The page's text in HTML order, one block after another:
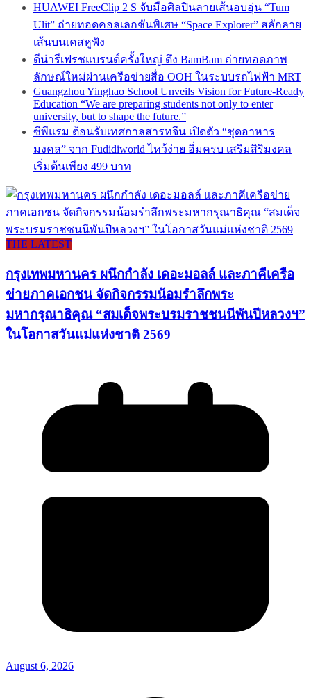
HUAWEI FreeClip 2 S จับมือศิลปินลายเส้นอบอุ่น “Tum
Ulit” ถ่ายทอดคอลเลกชันพิเศษ “Space Explorer” สลักลาย
เส้นบนเคสหูฟัง
ดีน่ารีเฟรชแบรนด์ครั้งใหญ่ ดึง BamBam ถ่ายทอดภาพ
ลักษณ์ใหม่ผ่านเครือข่ายสื่อ OOH ในระบบรถไฟฟ้า MRT
Guangzhou Yinghao School Unveils Vision for Future-Ready
Education “We are preparing students not only to enter
university, but to shape the future.”
ซีพีแรม ต้อนรับเทศกาลสารทจีน เปิดตัว “ชุดอาหาร
มงคล” จาก Fudidiworld ไหว้ง่าย อิ่มครบ เสริมสิริมงคล
เริ่มต้นเพียง 499 บาท
THE LATEST
กรุงเทพมหานคร ผนึกกำลัง เดอะมอลล์ และภาคีเครือ
ข่ายภาคเอกชน จัดกิจกรรมน้อมรำลึกพระ
มหากรุณาธิคุณ “สมเด็จพระบรมราชชนนีพันปีหลวงฯ”
ในโอกาสวันแม่แห่งชาติ 2569
August 6, 2026